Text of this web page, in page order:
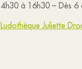
à 16h30 – Dès 6
Juliette